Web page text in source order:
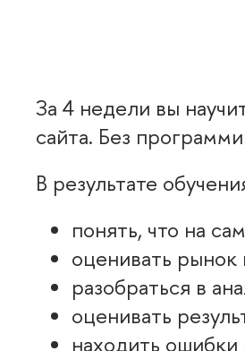
За 4 недели вы
сайта. Без
результате
понять, что на
оценивать
разобраться в
оценивать
находить